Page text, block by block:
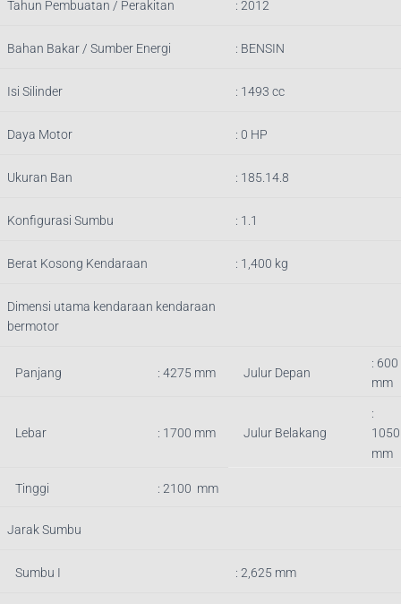
Tahun Pembuatan / Perakitan : 2012
Bahan Bakar / Sumber Energi : BENSIN
Isi Silinder : 1493 cc
Daya Motor : 0 HP
Ukuran Ban : 185.14.8
Konfigurasi Sumbu : 1.1
Berat Kosong Kendaraan : 1,400 kg
Dimensi utama kendaraan kendaraan
bermotor
Panjang : 4275 mm Julur Depan
: 600
mm
Lebar : 1700 mm Julur Belakang
:
1050
mm
Tinggi : 2100 mm
Jarak Sumbu
Sumbu I : 2,625 mm